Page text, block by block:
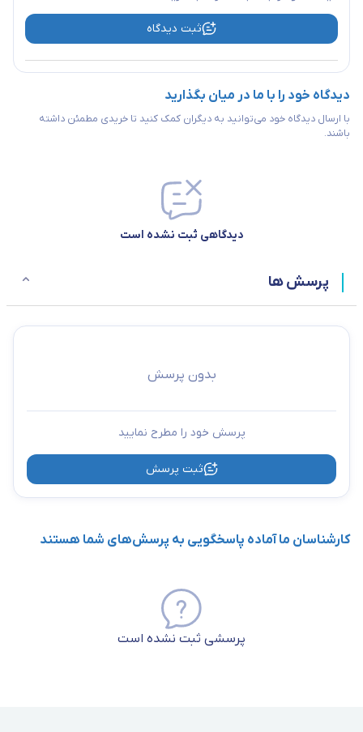
ثبت دیدگاه
دیدگاه خود را با ما در میان بگذارید
با ارسال دیدگاه خود می‌توانید به دیگران کمک کنید تا خریدی مطمئن داشته
باشند.
دیدگاهی ثبت نشده است
پرسش ها
بدون پرسش
پرسش خود را مطرح نمایید
ثبت پرسش
کارشناسان ما آماده پاسخگویی به پرسش‌های شما هستند
پرسشی ثبت نشده است